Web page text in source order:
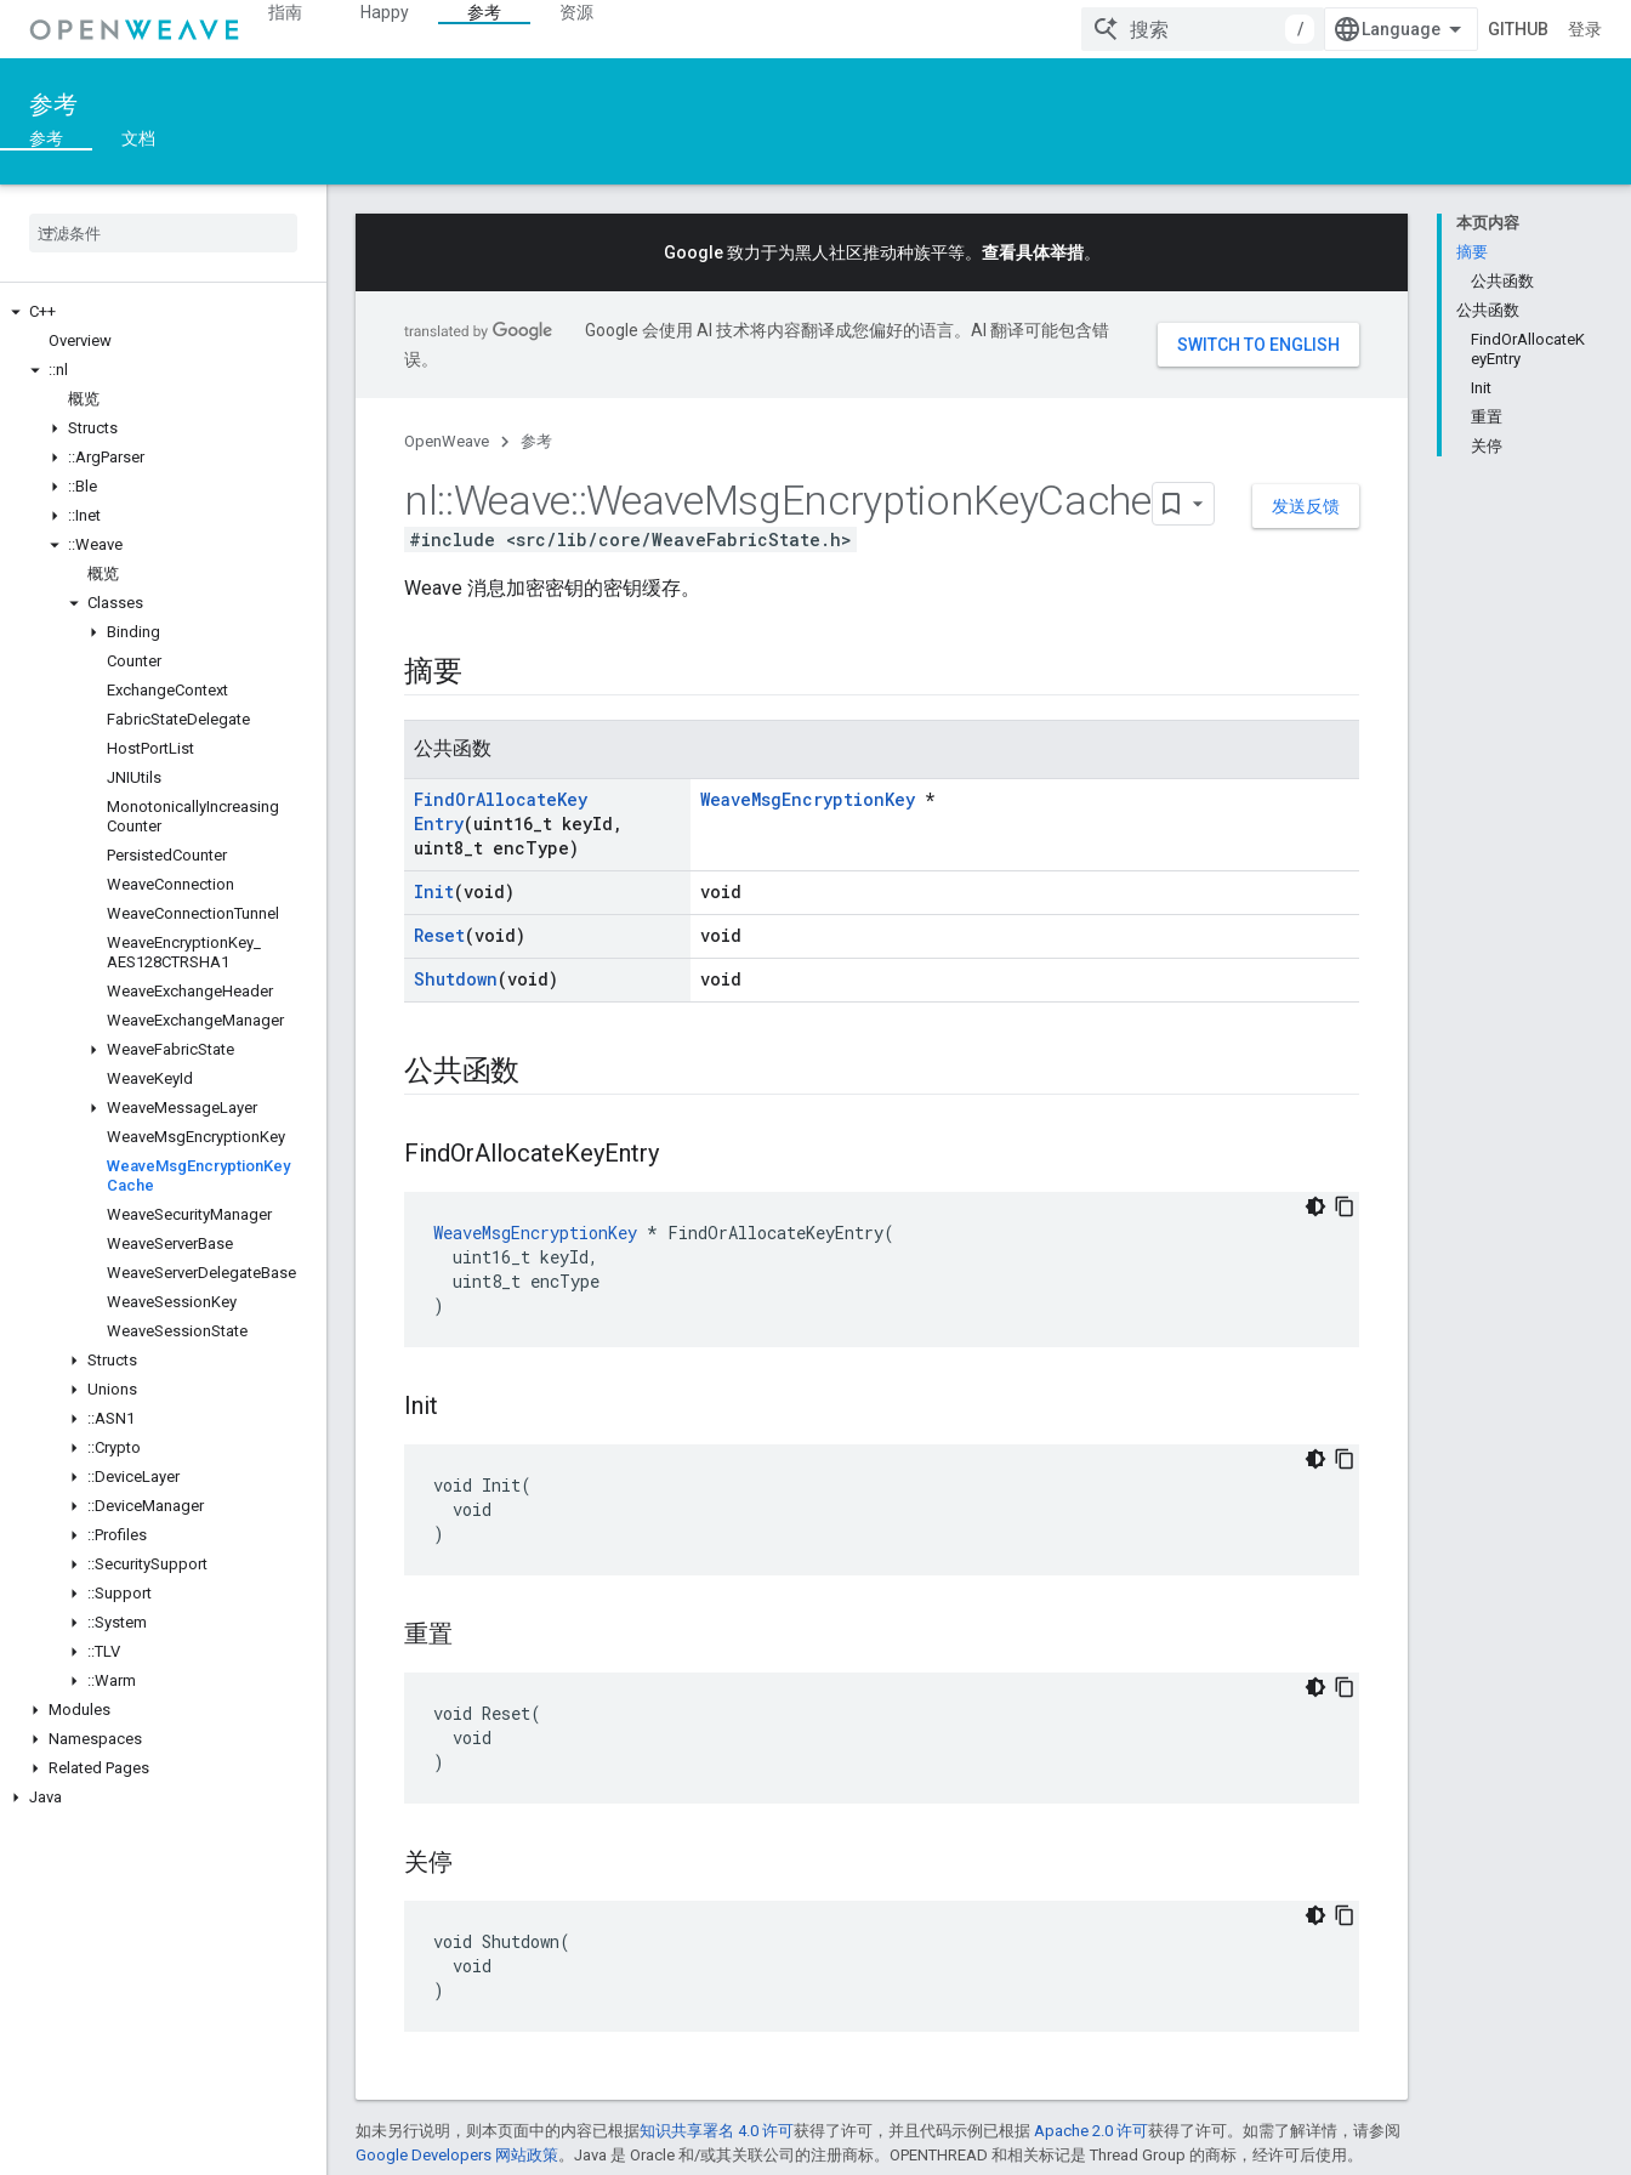
指南 Happy 参考
资源
/
GITHUB 登录
参考
参考 文档
C++
Overview
::nl
概览
Structs
::ArgParser
::Ble
::Inet
::Weave
概览
Classes
Binding
Counter
ExchangeContext
FabricStateDelegate
HostPortList
JNIUtils
MonotonicallyIncreasing
Counter
PersistedCounter
WeaveConnection
WeaveConnectionTunnel
WeaveEncryptionKey
AES128CTRSHA1
WeaveExchangeHeader
WeaveExchangeManager
WeaveFabricState
WeaveKeyId
WeaveMessageLayer
WeaveMsgEncryptionKey
WeaveMsgEncryptionKey
Cache
WeaveSecurityManager
WeaveServerBase
WeaveServerDelegateBase
WeaveSessionKey
WeaveSessionState
Structs
Unions
::ASN1
::Crypto
::DeviceLayer
::DeviceManager
::Profiles
::SecuritySupport
::Support
::System
::TLV
::Warm
Modules
Namespaces
Related Pages
Java
本页内容
摘要
公共函数
公共函数
FindOrAllocateK
eyEntry
Init
重置
关停
Google 致力于为黑人社区推动种族平等。 查看具体举措。
Google 会使用 AI 技术将内容翻译成您偏好的语言。AI 翻译可能包含错
误。
OpenWeave 参考
发送反馈
nl::Weave::WeaveMsgEncryptionKeyCache
#include <src/lib/core/WeaveFabricState.h>
Weave 消息加密密钥的密钥缓存。
摘要
公共函数
FindOrAllocateKey
Entry(uint16 t keyId ,
uint8 t encType)
WeaveMsgEncryptionKey *
Init(void)
void
Reset(void)
void
Shutdown(void) void
公共函数
FindOrAllocateKeyEntry
WeaveMsgEncryptionKey * FindOrAllocateKeyEntry(
  uint16_t keyId,
  uint8_t encType
)
Init
void Init(
  void
)
重置
void Reset(
  void
)
关停
void Shutdown(
  void
)
如未另行说明，则本页面中的内容已根据知识共享署名 4.0 许可获得了许可，并且代码示例已根据 Apache 2.0 许可获得了许可。如需了解详情，请参阅
Google Developers 网站政策。Java 是 Oracle 和/或其关联公司的注册商标。OPENTHREAD 和相关标记是 Thread Group 的商标，经许可后使用。